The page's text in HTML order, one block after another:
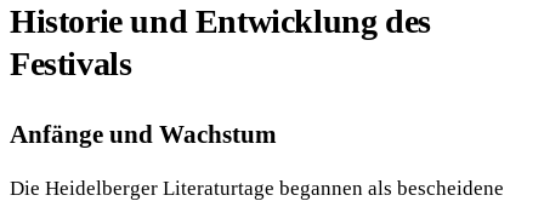
Historie und Entwicklung des
Festivals
Anfänge und Wachstum
Die Heidelberger Literaturtage begannen als bescheidene